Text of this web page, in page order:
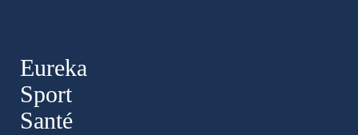
Eureka
Sport
Santé